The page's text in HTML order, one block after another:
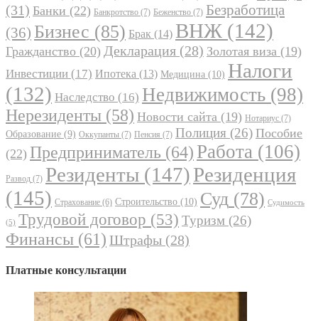
(31) Банки (22) Банкротство (7) Беженство (7) Безработица
(36) Бизнес (85) Брак (14) ВНЖ (142)
Гражданство (20) Декларация (28) Золотая виза (19)
Инвестиции (17) Ипотека (13) Медицина (10) Налоги
(132) Наследство (16) Недвижимость (98)
Нерезиденты (58) Новости сайта (19) Нотариус (7)
Образование (9) Оккупанты (7) Пенсия (7) Полиция (26) Пособие
(22) Предприниматель (64) Работа (106)
Развод (7) Резиденты (147)Резиденция
(145) Страхование (6) Строительство (10) Суд (78) Судимость
(5) Трудовой договор (53) Туризм (26)
Финансы (61) Штрафы (28)
Платные консультации